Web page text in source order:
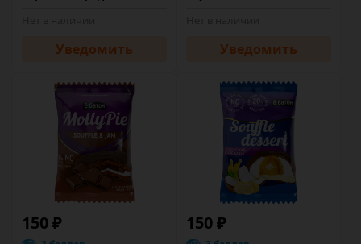
Уведомить Уведомить
150 ₽ 150 ₽